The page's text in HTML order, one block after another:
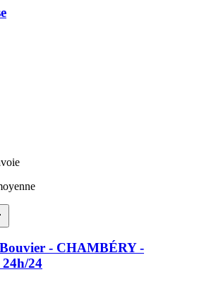
- CHAMBÉRY -
24h/24